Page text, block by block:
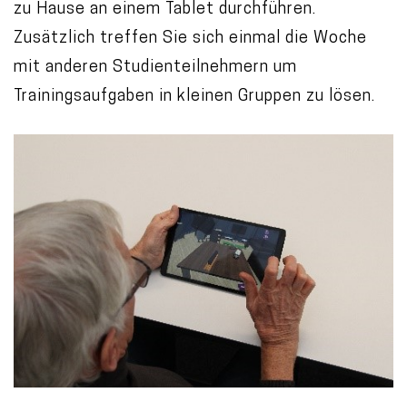
zu Hause an einem Tablet durchführen.
Zusätzlich treffen Sie sich einmal die Woche
mit anderen Studienteilnehmern um
Trainingsaufgaben in kleinen Gruppen zu lösen.